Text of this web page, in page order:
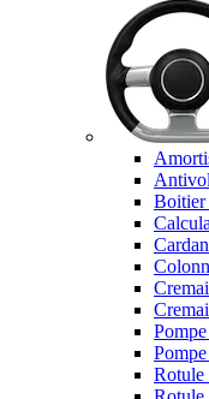
Boitier
Rotule